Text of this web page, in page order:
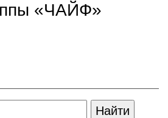
«ЧАЙФ»
Найти